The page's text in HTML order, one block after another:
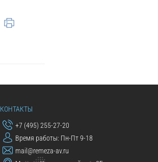
КОНТАКТЫ
+7 (495) 255-27-20
Время работы: Пн-Пт 9-18
mail@remeza-av.ru